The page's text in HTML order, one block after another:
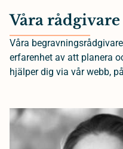
Våra rådgivare
Våra
erfarenhet av att planera
hjälper dig via vår webb,